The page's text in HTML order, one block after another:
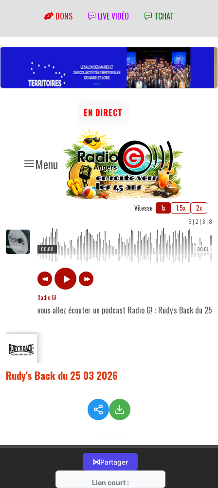
DONS LIVE VIDÉO TCHAT'
Menu
EN DIRECT
Vitesse : 1x 1.5x 2x
3 2 3 8
00:07
00:00
Radio G!
vous allez écouter un podcast Radio G! : Rudy's Back du 25
Rudy's Back du 25 03 2026
⋈Partager
Lien court :